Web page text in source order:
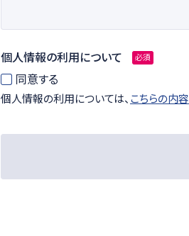
個人情報の利用について 必須
同意する
個人情報の利用については、こちらの内容